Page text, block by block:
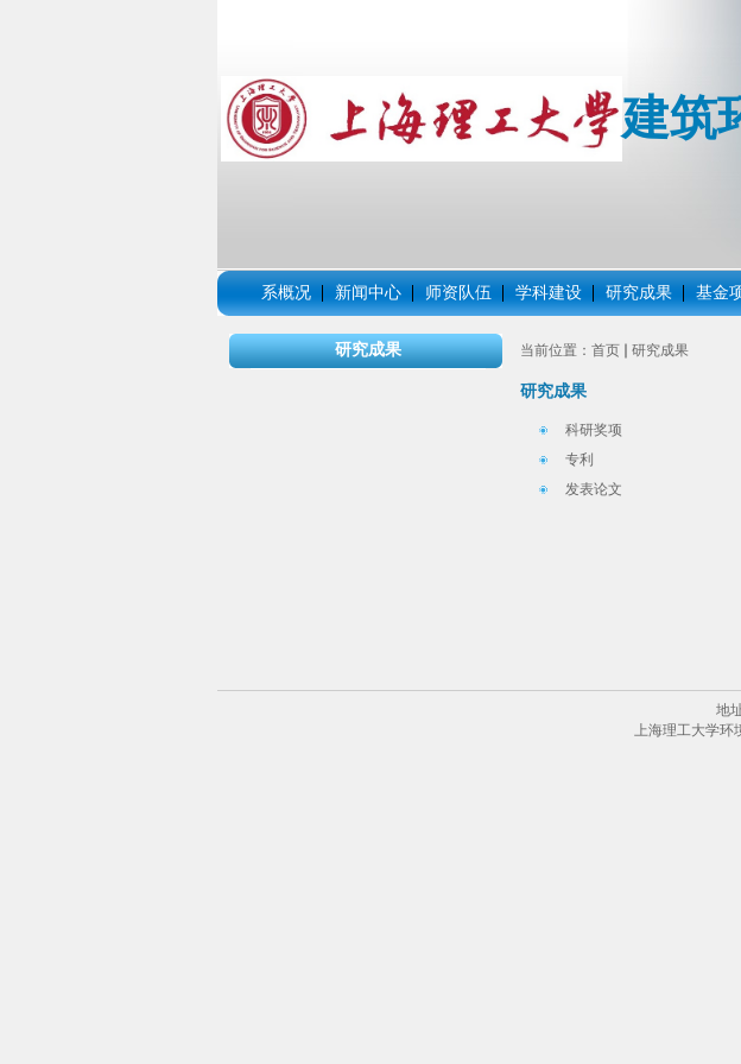
建筑
系概况 新闻中心 师资队伍 学科建设 研究成果 基金
研究成果 当前位置： 首页 研究成果
研究成果
科研奖项
专利
发表论文
地
上海理工大学环